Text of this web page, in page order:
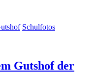
Schulfotos
Gutshof der